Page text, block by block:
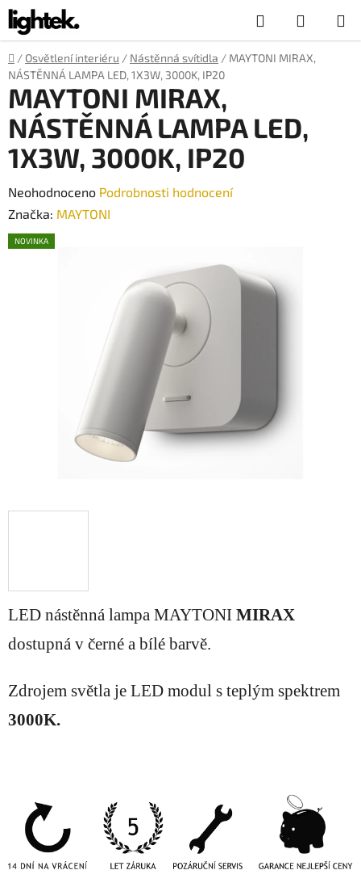
Přejít
na
obsah
Hledat
KOŠÍK
Domů
/ Osvětlení interiéru / Nástěnná svítidla / MAYTONI MIRAX,
NÁSTĚNNÁ LAMPA LED, 1X3W, 3000K, IP20
LED nástěnná lampa MAYTONI MIRAX
dostupná v černé a bílé barvě.
Zdrojem světla je LED modul s teplým spektrem
3000K.
MAYTONI MIRAX,
NÁSTĚNNÁ LAMPA LED,
1X3W, 3000K, IP20
Průměrné
hodnocení
produktu
Neohodnoceno Podrobnosti hodnocení
Značka: MAYTONI
NOVINKA